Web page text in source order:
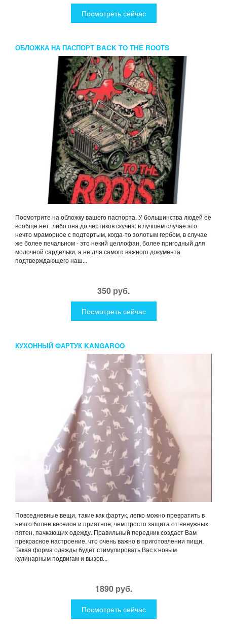
Посмотреть сейчас
ОБЛОЖКА НА ПАСПОРТ BACK TO THE ROOTS
Посмотрите на обложку вашего паспорта. У большинства людей её
вообще нет, либо она до чертиков скучна: в лучшем случае это
нечто мраморное с подтертым, когда-то золотым гербом, в случае
же более печальном - это некий целлофан, более пригодный для
молочной сардельки, а не для самого важного документа
подтверждающего наш...
350 руб.
Посмотреть сейчас
КУХОННЫЙ ФАРТУК KANGAROO
Повседневные вещи, такие как фартук, легко можно превратить в
нечто более веселое и приятное, чем просто защита от ненужных
пятен, пачкающих одежду. Правильный передник создаст Вам
прекрасное настроение, что очень важно в приготовлении пищи.
Такая форма одежды будет стимулировать Вас к новым
кулинарным подвигам и вызов...
1890 руб.
Посмотреть сейчас